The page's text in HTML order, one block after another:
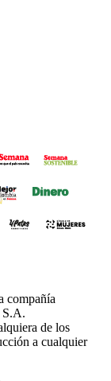
compañía
de los
a cualquier